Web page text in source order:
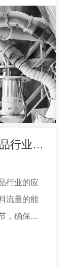
常州传力科技失重秤在食品行业的应用
行业的应
流量的能
，确保产